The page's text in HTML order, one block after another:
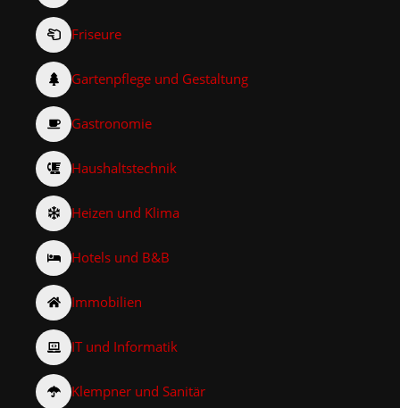
Friseure
Gartenpflege und Gestaltung
Gastronomie
Haushaltstechnik
Heizen und Klima
Hotels und B&B
Immobilien
IT und Informatik
Klempner und Sanitär